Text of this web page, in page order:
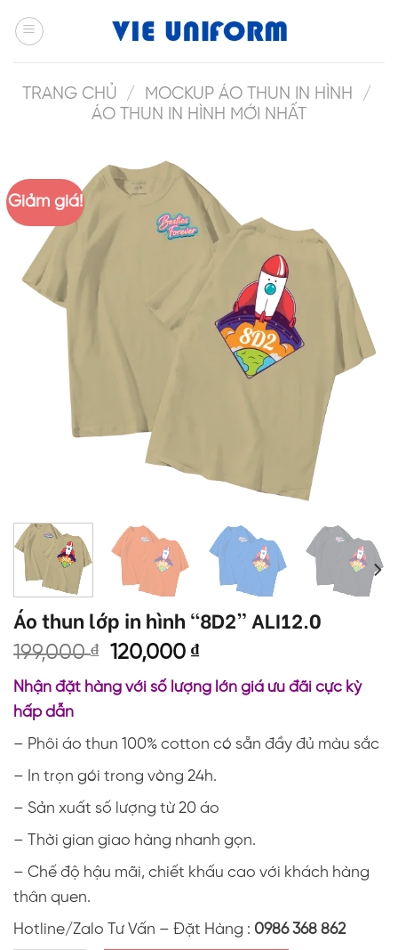
TRANG CHỦ / MOCKUP ÁO THUN IN HÌNH
/
ÁO THUN IN HÌNH MỚI NHẤT
Giảm giá!
Áo thun lớp in hình “8D2” ALI12.0
199,000₫
Giá
là:
120,000₫Giá
hiện
tại
120,000 ₫.
Nhận đặt hàng với số lượng lớn giá ưu đãi cực kỳ
hấp dẫn
– Phôi áo thun 100% cotton có sẵn đầy đủ màu sắc
– In trọn gói trong vòng 24h.
– Sản xuất số lượng từ 20 áo
– Thời gian giao hàng nhanh gọn.
– Chế độ hậu mãi, chiết khấu cao với khách hàng
thân quen.
Hotline/Zalo Tư Vấn – Đặt Hàng : 0986 368 862